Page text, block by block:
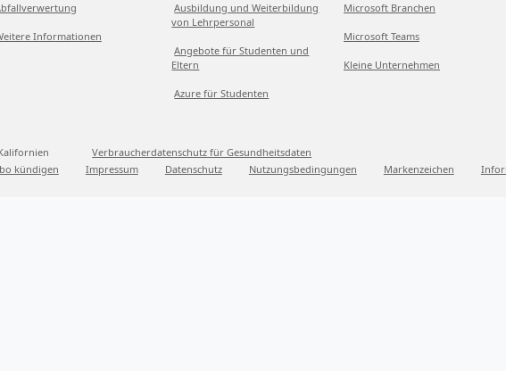
Informationen
Ausbildung und Weiterbildung
von Lehrpersonal
Angebote für Studenten und
Eltern
Azure für Studenten
Microsoft Branchen
Microsoft Teams
Kleine Unternehmen
Verbraucherdatenschutz für Gesundheitsdaten
kündigen Impressum Datenschutz Nutzungsbedingungen Markenzeichen